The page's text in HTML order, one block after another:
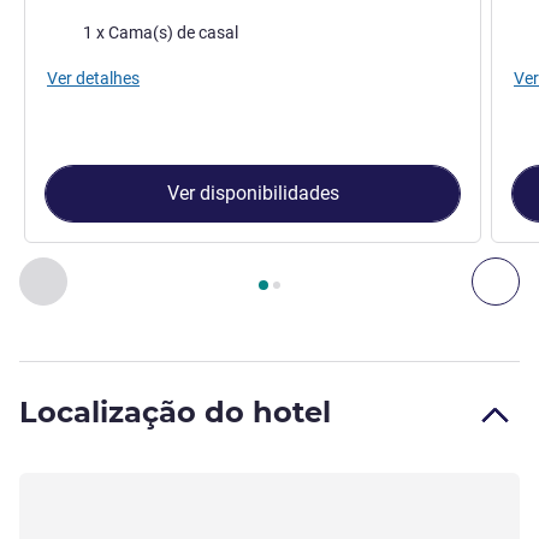
Anterior - Quarto
Página , Quarto 1 : Quarto Standard Cama Casal ,
Roupa de cama
1 x Cama(s) de casal
Ver detalhes
Ver disponibilidades
Localização do hotel